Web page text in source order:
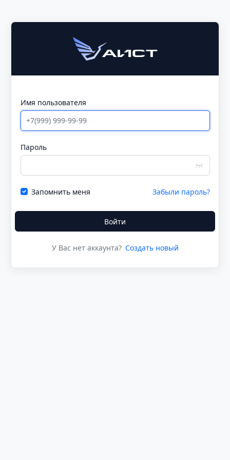
Имя пользователя
Пароль
Запомнить меня Забыли пароль?
Войти
У Вас нет аккаунта? Создать новый